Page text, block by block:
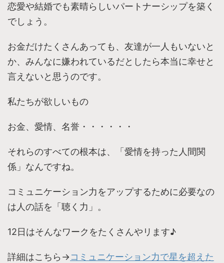
恋愛や結婚でも素晴らしいパートナーシップを築く
でしょう。
お金だけたくさんあっても、友達が一人もいないと
か、みんなに嫌われているだとしたら本当に幸せと
言えないと思うのです。
私たちが欲しいもの
お金、愛情、名誉・・・・・・
それらのすべての根本は、「愛情を持った人間関
係」なんですね。
コミュニケーション力をアップするために必要なの
は人の話を「聴く力」。
12日はそんなワークをたくさんやリます♪
詳細はこちら→コミュニケーション力で星を超えた